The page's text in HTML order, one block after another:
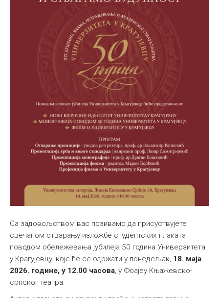
Са задовољством вас позивамо да присуствујете
свечаном отварању изложбе студентских плаката
поводом обележевања јубилеја 50 година Универзитета
у Крагујевцу, које ће се одржати у понедељак, 18. маја
2026. године, у 12.00 часова, у Фоајеу Књажевско-
српског театра.